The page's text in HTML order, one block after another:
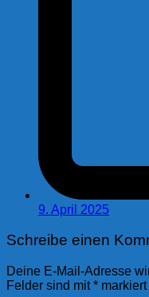
9. April 2025
Schreibe einen
Deine E-Mail-Adresse
Felder sind mit* markiert